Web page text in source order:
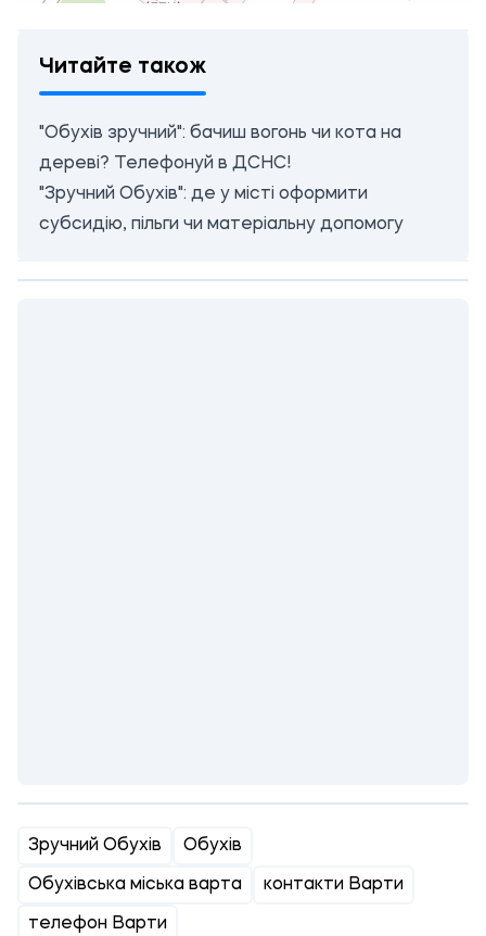
Читайте також
"Обухів зручний": бачиш вогонь чи кота на
дереві? Телефонуй в ДСНС!
"Зручний Обухів": де у місті оформити
субсидію, пільги чи матеріальну допомогу
Зручний Обухів Обухів
Обухівська міська варта контакти Варти
телефон Варти